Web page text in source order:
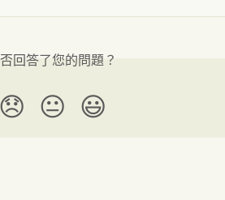
回答了您的問題？
😐 😃